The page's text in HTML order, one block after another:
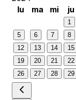
lu
ma mi ju
1
5
6 7 8
12
13 14 15
19
20 21 22
26
27 28 29